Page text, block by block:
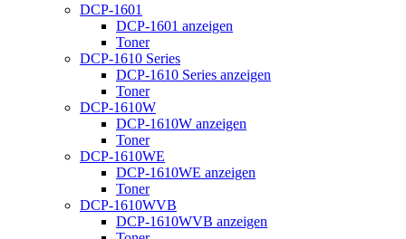
DCP-1601
DCP-1601 anzeigen
Toner
DCP-1610 Series
DCP-1610 Series anzeigen
Toner
DCP-1610W
DCP-1610W anzeigen
Toner
DCP-1610WE
DCP-1610WE anzeigen
Toner
DCP-1610WVB
DCP-1610WVB anzeigen